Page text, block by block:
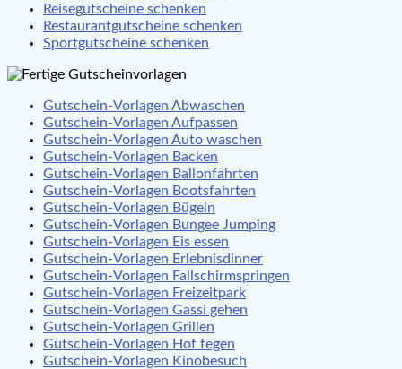
Reisegutscheine schenken
Restaurantgutscheine schenken
Sportgutscheine schenken
Gutschein-Vorlagen Abwaschen
Gutschein-Vorlagen Aufpassen
Gutschein-Vorlagen Auto waschen
Gutschein-Vorlagen Backen
Gutschein-Vorlagen Ballonfahrten
Gutschein-Vorlagen Bootsfahrten
Gutschein-Vorlagen Bügeln
Gutschein-Vorlagen Bungee Jumping
Gutschein-Vorlagen Eis essen
Gutschein-Vorlagen Erlebnisdinner
Gutschein-Vorlagen Fallschirmspringen
Gutschein-Vorlagen Freizeitpark
Gutschein-Vorlagen Gassi gehen
Gutschein-Vorlagen Grillen
Gutschein-Vorlagen Hof fegen
Gutschein-Vorlagen Kinobesuch